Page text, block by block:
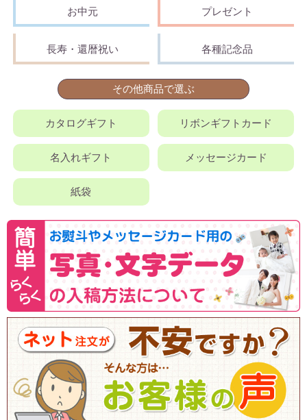
お中元 プレゼント
長寿・還暦祝い 各種記念品
その他商品で選ぶ
カタログギフト リボンギフトカード
名入れギフト メッセージカード
紙袋